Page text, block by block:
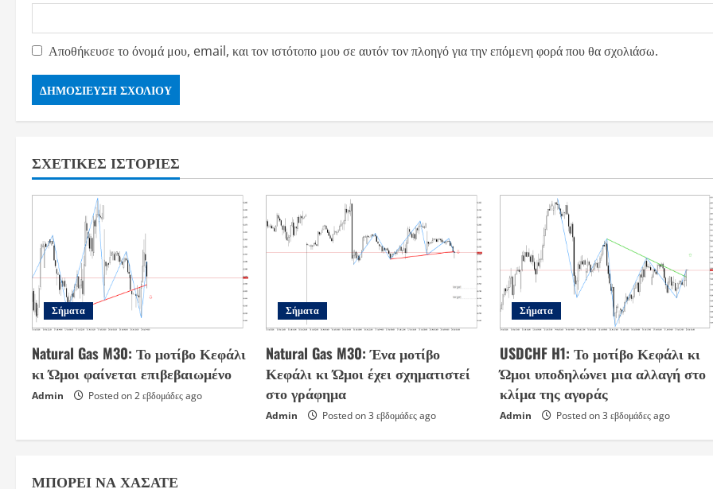
Αποθήκευσε το όνομά μου, email, και τον ιστότοπο μου σε αυτόν τον πλοηγό για την επόμενη φορά που θα σχολιάσω.
ΣΧΕΤΙΚΈΣ ΙΣΤΟΡΊΕΣ
Σήματα
Natural Gas M30: Το μοτίβο Κεφάλι
κι Ώμοι φαίνεται επιβεβαιωμένο
Admin Posted on 2 εβδομάδες ago
Σήματα
Natural Gas M30: Ένα μοτίβο
Κεφάλι κι Ώμοι έχει σχηματιστεί
στο γράφημα
Admin Posted on 3 εβδομάδες ago
Σήματα
USDCHF H1: Το μοτίβο Κεφάλι κι
Ώμοι υποδηλώνει μια αλλαγή στο
κλίμα της αγοράς
Admin Posted on 3 εβδομάδες ago
ΜΠΟΡΕΊ ΝΑ ΧΆΣΑΤΕ